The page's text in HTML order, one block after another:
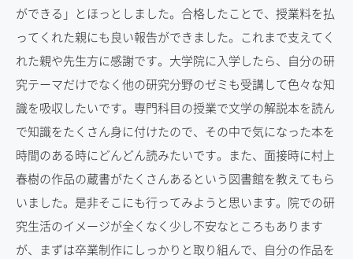
ができる」とほっとしました。合格したことで、授業料を払
ってくれた親にも良い報告ができました。これまで支えてく
れた親や先生方に感謝です。大学院に入学したら、自分の研
究テーマだけでなく他の研究分野のゼミも受講して色々な知
識を吸収したいです。専門科目の授業で文学の解説本を読ん
で知識をたくさん身に付けたので、その中で気になった本を
時間のある時にどんどん読みたいです。また、面接時に村上
春樹の作品の蔵書がたくさんあるという図書館を教えてもら
いました。是非そこにも行ってみようと思います。院での研
究生活のイメージが全くなく少し不安なところもあります
が、まずは卒業制作にしっかりと取り組んで、自分の作品を